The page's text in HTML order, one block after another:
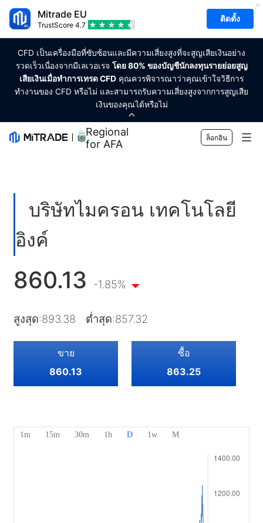
Mitrade EU
TrustScore 4.7
ติดตั้ง
CFD เป็นเครื่องมือที่ซับซ้อนและมีความเสี่ยงสูงที่จะสูญเสียเงินอย่าง
รวดเร็วเนื่องจากมีเลเวอเรจ โดย 80% ของบัญชีนักลงทุนรายย่อยสูญ
เสียเงินเมื่อทำการเทรด CFD คุณควรพิจารณาว่าคุณเข้าใจวิธีการ
ทำงานของ CFD หรือไม่ และสามารถรับความเสี่ยงสูงจากการสูญเสีย
เงินของคุณได้หรือไม่
Regional Sponsor
for AFA
ล็อกอิน
สินค้าโภคภัณฑ์
สกุลเงินคริปโต
ดัชนี
ETF
การเทรด
แพลตฟอร์มของเรา
การจัดการความเสี่ยง
เครื่องมือทางการตลาด
ปฏิทินทางเศรษฐกิจ
ข่าวสาร
การศึกษา
เริ่มต้น
บริษัท
การสนับสนุนของ AFA
ติดต่อเรา
ศูนย์ช่วยเหลือ
คำถามที่พบบ่อย
TH
Nederlands
บริษัทไมครอน เทคโนโลยี
อิงค์
860.13 -1.85%
สูงสุด:893.38 ต่ำสุด:857.32
ขาย
860.13
ซื้อ
863.25